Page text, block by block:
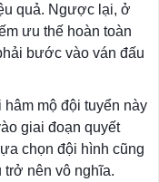
quả. Ngược lại, ở
ưu thế hoàn toàn
bước vào ván đấu
mộ đội tuyển này
giai đoạn quyết
chọn đội hình cũng
trở nên vô nghĩa.